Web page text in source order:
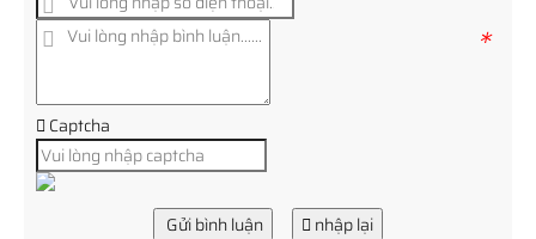
*
Captcha
Gửi bình luận nhập lại